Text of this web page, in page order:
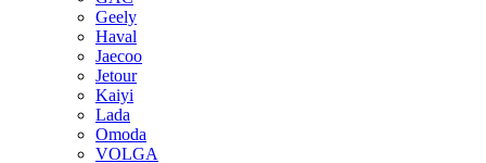
Geely
Haval
Jaecoo
Jetour
Kaiyi
Lada
Omoda
VOLGA